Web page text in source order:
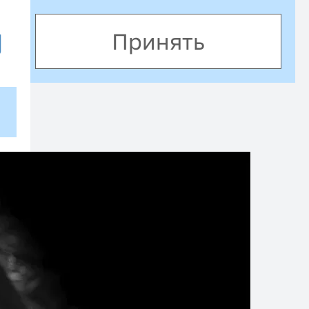
Принять